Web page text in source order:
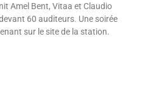
Amel Bent, Vitaa et Claudio
60 auditeurs. Une soirée
sur le site de la station.